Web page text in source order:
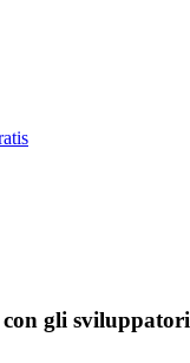
gli sviluppatori